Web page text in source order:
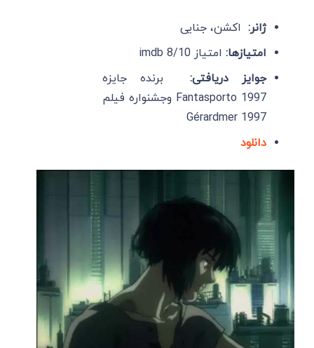
ژانر: اکشن، جنایی
امتیازها: امتیاز imdb 8/10
جوایز دریافتی: برنده جایزه
Fantasporto 1997 وجشنواره فیلم
Gérardmer 1997
دانلود